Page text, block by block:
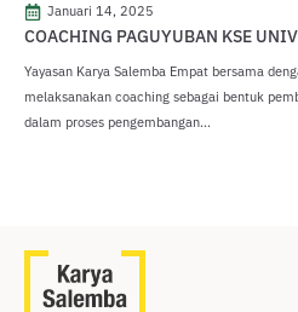
Januari 14, 2025
COACHING PAGUYUBAN KSE
Yayasan Karya Salemba Empat bersama
melaksanakan coaching sebagai bentuk
dalam proses pengembangan...